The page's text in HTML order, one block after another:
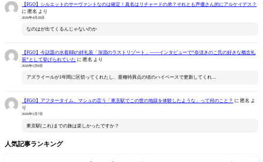
【FGO】シルエットのサーヴァントなのは確定！真名はリチャードの弟？それとも声優さん的にアルケイデス？
に 匿名 より
2026年4月28日
なのはが出てくるんじゃないのか
【FGO】今話題の水着BBの絆礼装「深淵のラストリゾート」――インタビューで“奈須きのこ氏の好きな概念礼
装”として挙げられていた に 匿名 より
2026年1月8日
アズライールが1年間に区切ってくれたし、亜種特異点の頃のハイペースで更新してくれ…
【FGO】アフタータイム、マシュの言う「東京駅でこの世の地獄を体験したような」って何のこと？ に 匿名 よ
り
2026年1月7日
東京駅(これ)までの旅は楽しかったですか？
人気記事ランキング